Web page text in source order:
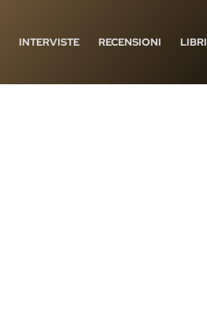
INTERVISTE RECENSIONI LIBRI